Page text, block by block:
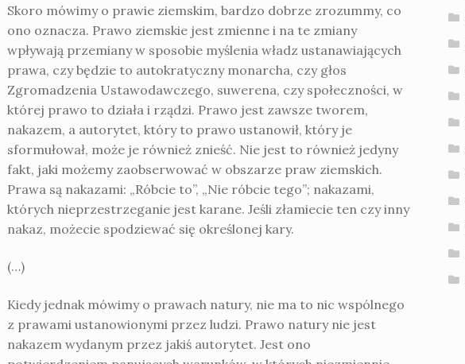
Skoro mówimy o prawie ziemskim, bardzo dobrze zrozummy, co
ono oznacza. Prawo ziemskie jest zmienne i na te zmiany
wpływają przemiany w sposobie myślenia władz ustanawiających
prawa, czy będzie to autokratyczny monarcha, czy głos
Zgromadzenia Ustawodawczego, suwerena, czy społeczności, w
której prawo to działa i rządzi. Prawo jest zawsze tworem,
nakazem, a autorytet, który to prawo ustanowił, który je
sformułował, może je również znieść. Nie jest to również jedyny
fakt, jaki możemy zaobserwować w obszarze praw ziemskich.
Prawa są nakazami: „Róbcie to”, „Nie róbcie tego”; nakazami,
których nieprzestrzeganie jest karane. Jeśli złamiecie ten czy inny
nakaz, możecie spodziewać się określonej kary.
(…)
Kiedy jednak mówimy o prawach natury, nie ma to nic wspólnego
z prawami ustanowionymi przez ludzi. Prawo natury nie jest
nakazem wydanym przez jakiś autorytet. Jest ono